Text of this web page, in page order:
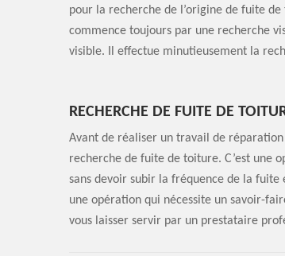
pour la recherche de l’origine de fuite
commence toujours par une recherche
visible. Il effectue minutieusement la
RECHERCHE DE FUITE DE
Avant de réaliser un travail de
recherche de fuite de toiture. C’est une
sans devoir subir la fréquence de la
une opération qui nécessite un savoir-
vous laisser servir par un prestataire